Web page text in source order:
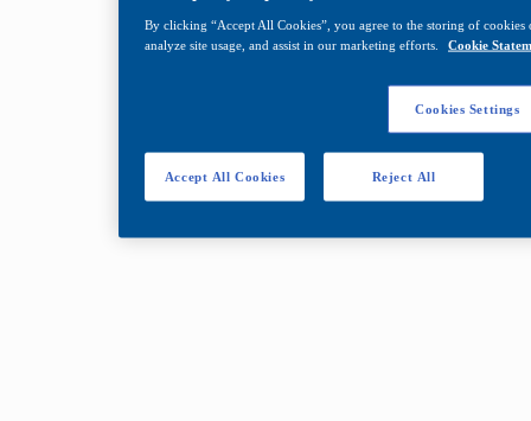
By clicking “Accept All Cookies”, you agree to the storing of
analyze site usage, and assist in our marketing efforts.
Cookie
Cookies Settings
Reject All
Accept All Cookies